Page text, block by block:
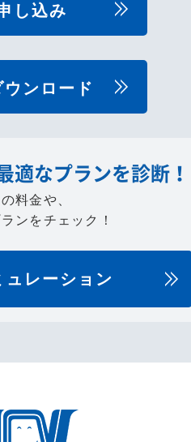
し込み
ウンロード
適なプランを診断！
料金や、
ンをチェック！
ュレーション